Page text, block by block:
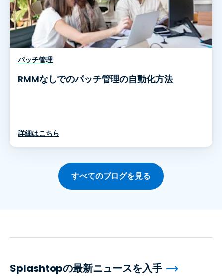
パッチ管理
RMMなしでのパッチ管理の自動化方法
詳細はこちら
すべてのブログを見る
Splashtopの最新ニュースを入手